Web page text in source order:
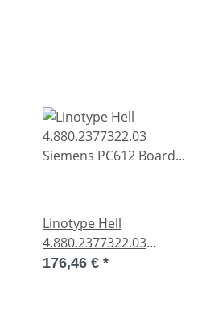
Linotype Hell
4.880.2377322.03
Siemens PC612 Board
176,46 € *